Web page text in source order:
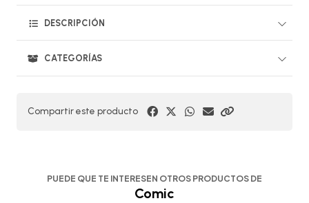
DESCRIPCIÓN
CATEGORÍAS
Compartir este producto
PUEDE QUE TE INTERESEN OTROS PRODUCTOS DE
Comic